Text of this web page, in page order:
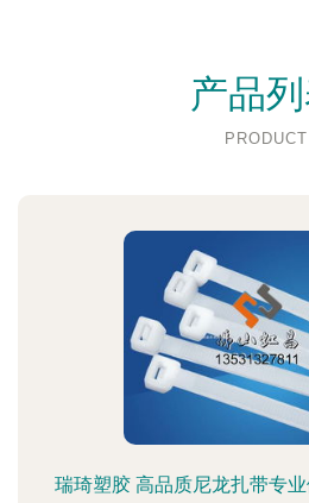
产品
PRODUCT
瑞琦塑胶 高品质尼龙扎带专